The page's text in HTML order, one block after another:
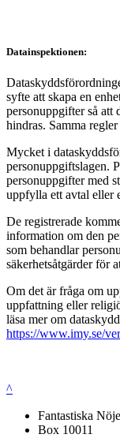
Datainspektionen:
syfte att skapa en
personuppgifter så
hindras. Samma
Mycket i
personuppgiftslagen.
personuppgifter med
uppfylla ett avtal eller
De registrerade
information om den
som behandlar
säkerhetsåtgärder för
Om det är fråga om
uppfattning eller
läsa mer om
https://www.imy.se/
^
Fantastiska
Box 10011